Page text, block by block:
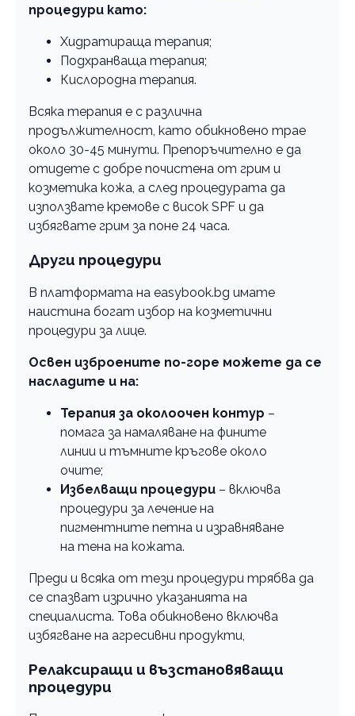
процедури като:
Хидратираща терапия;
Подхранваща терапия;
Кислородна терапия.
Всяка терапия е с различна
продължителност, като обикновено трае
около 30-45 минути. Препоръчително е да
отидете с добре почистена от грим и
козметика кожа, а след процедурата да
използвате кремове с висок SPF и да
избягвате грим за поне 24 часа.
Други процедури
В платформата на easybook.bg имате
наистина богат избор на козметични
процедури за лице.
Освен изброените по-горе можете да се
насладите и на:
Терапия за околоочен контур –
помага за намаляване на фините
линии и тъмните кръгове около
очите;
Избелващи процедури – включва
процедури за лечение на
пигментните петна и изравняване
на тена на кожата.
Преди и всяка от тези процедури трябва да
се спазват изрично указанията на
специалиста. Това обикновено включва
избягване на агресивни продукти,
Релаксиращи и възстановяващи
процедури